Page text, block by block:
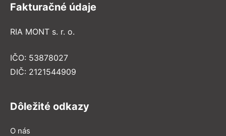
Fakturačné údaje
RIA MONT s. r. o.
IČO: 53878027
DIČ: 2121544909
Dôležité odkazy
O nás